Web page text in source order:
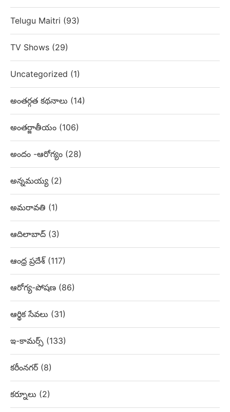
Telugu Maitri (93)
TV Shows (29)
Uncategorized (1)
అంతర్గత కథనాలు (14)
అంతర్జాతీయం (106)
అందం -ఆరోగ్యం (28)
అన్నమయ్య (2)
అమరావతి (1)
ఆదిలాబాద్ (3)
ఆంధ్ర ప్రదేశ్ (117)
ఆరోగ్య-పోషణ (86)
ఆర్థిక సేవలు (31)
ఇ-కామర్స్ (133)
కరీంనగర్ (8)
కర్నూలు (2)